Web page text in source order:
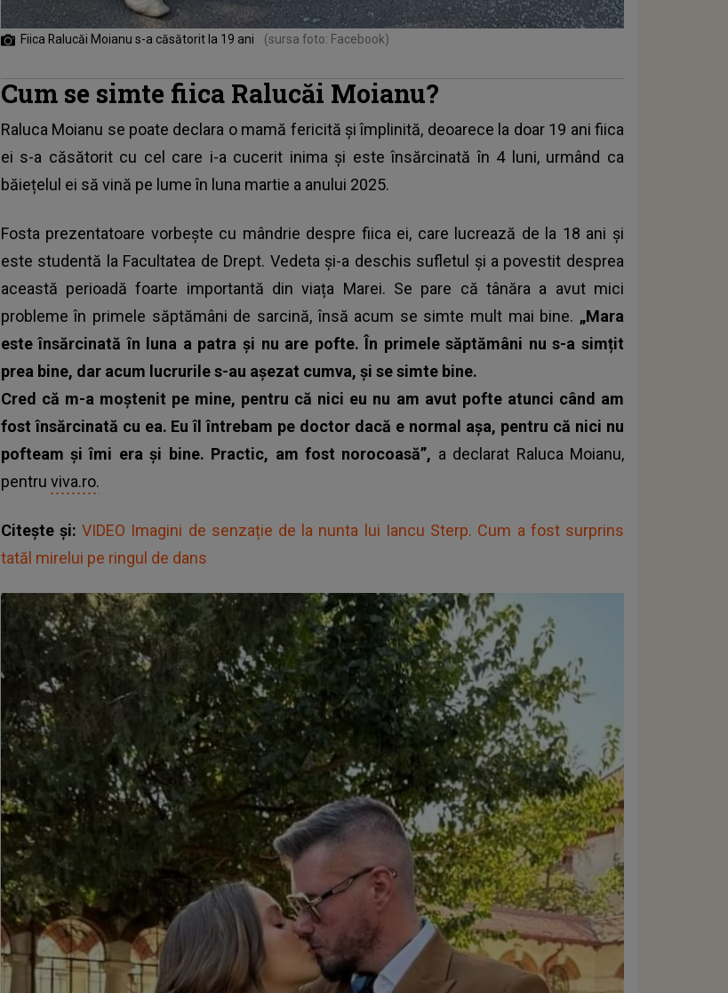
Fiica Ralucăi Moianu s-a căsătorit la 19 ani (sursa foto: Facebook)
Cum se simte fiica Ralucăi Moianu?
Raluca Moianu se poate declara o mamă fericită și împlinită, deoarece la doar 19 ani fiica
ei s-a căsătorit cu cel care i-a cucerit inima și este însărcinată în 4 luni, urmând ca
băiețelul ei să vină pe lume în luna martie a anului 2025.
Fosta prezentatoare vorbește cu mândrie despre fiica ei, care lucrează de la 18 ani și
este studentă la Facultatea de Drept. Vedeta și-a deschis sufletul și a povestit desprea
această perioadă foarte importantă din viața Marei. Se pare că tânăra a avut mici
probleme în primele săptămâni de sarcină, însă acum se simte mult mai bine. „Mara
este însărcinată în luna a patra și nu are pofte. În primele săptămâni nu s-a simțit
prea bine, dar acum lucrurile s-au așezat cumva, și se simte bine.
Cred că m-a moștenit pe mine, pentru că nici eu nu am avut pofte atunci când am
fost însărcinată cu ea. Eu îl întrebam pe doctor dacă e normal așa, pentru că nici nu
pofteam și îmi era și bine. Practic, am fost norocoasă”, a declarat Raluca Moianu,
pentru viva.ro.
Citește și:VIDEO Imagini de senzație de la nunta lui Iancu Sterp. Cum a fost surprins
tatăl mirelui pe ringul de dans